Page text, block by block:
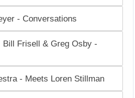
- Conversations
Bill Frisell & Greg Osby -
- Meets Loren Stillman